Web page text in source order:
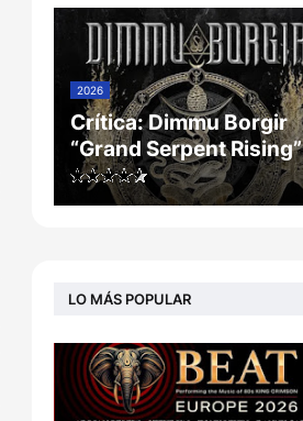
2026
Crítica: Dimmu Borgir
“Grand Serpent Rising”
LO MÁS POPULAR